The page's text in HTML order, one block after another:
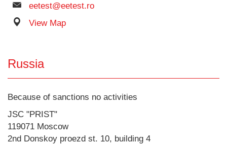
eetest@eetest.ro
View Map
Russia
Because of sanctions no activities
JSC "PRIST"
119071 Moscow
2nd Donskoy proezd st. 10, building 4